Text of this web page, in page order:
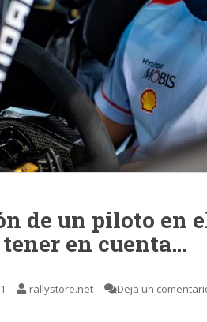
de un piloto en
en cuenta…
rallystore.net Deja un